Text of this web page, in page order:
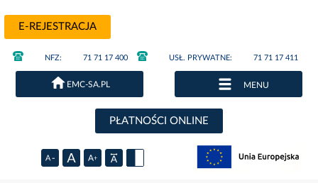
E-REJESTRACJA
NFZ: 71 71 17 400 USŁ. PRYWATNE: 71 71 17 411
EMC-SA.PL MENU
PŁATNOŚCI ONLINE